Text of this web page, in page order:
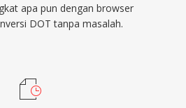
apa pun dengan browser
DOT tanpa masalah.